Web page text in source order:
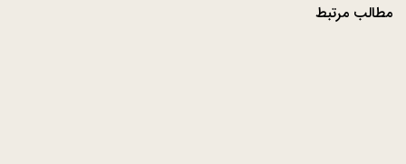
مطالب مرتبط